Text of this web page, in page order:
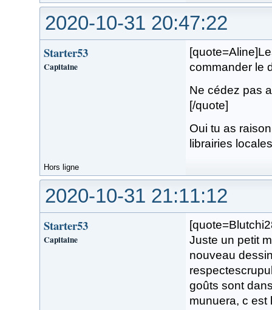
2020-10-31 20:47:22
Starter53
Capitaine
commander le
Ne cédez pas
[/quote]
Oui tu as
librairies
Hors ligne
2020-10-31 21:11:12
Starter53
Capitaine
Juste un petit
nouveau
goûts sont
munuera, c est